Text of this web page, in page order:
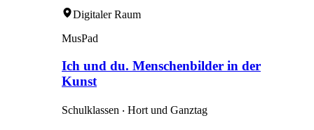
Digitaler Raum
MusPad
Ich und du. Menschenbilder in der
Kunst
Schulklassen ‧ Hort und Ganztag